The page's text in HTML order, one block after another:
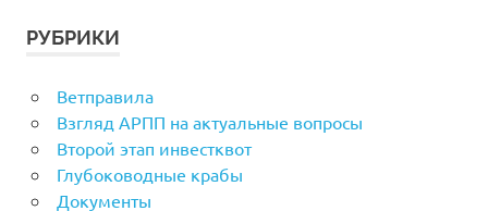
РУБРИКИ
Ветправила
Взгляд АРПП на актуальные вопросы
Второй этап инвестквот
Глубоководные крабы
Документы